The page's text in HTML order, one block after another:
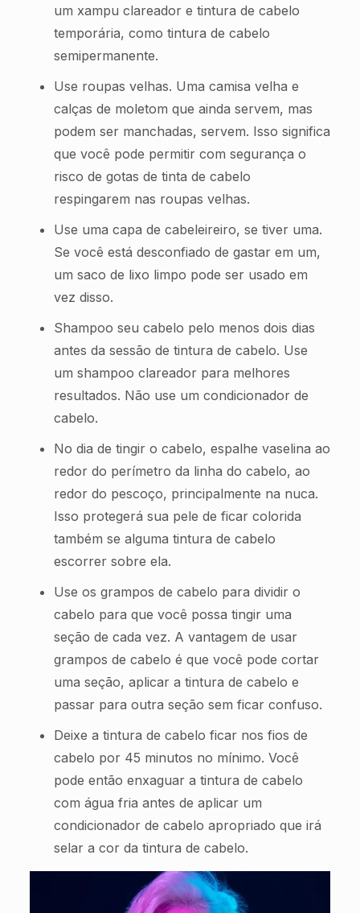
um xampu clareador e tintura de cabelo
temporária, como tintura de cabelo
semipermanente.
Use roupas velhas. Uma camisa velha e
calças de moletom que ainda servem, mas
podem ser manchadas, servem. Isso significa
que você pode permitir com segurança o
risco de gotas de tinta de cabelo
respingarem nas roupas velhas.
Use uma capa de cabeleireiro, se tiver uma.
Se você está desconfiado de gastar em um,
um saco de lixo limpo pode ser usado em
vez disso.
Shampoo seu cabelo pelo menos dois dias
antes da sessão de tintura de cabelo. Use
um shampoo clareador para melhores
resultados. Não use um condicionador de
cabelo.
No dia de tingir o cabelo, espalhe vaselina ao
redor do perímetro da linha do cabelo, ao
redor do pescoço, principalmente na nuca.
Isso protegerá sua pele de ficar colorida
também se alguma tintura de cabelo
escorrer sobre ela.
Use os grampos de cabelo para dividir o
cabelo para que você possa tingir uma
seção de cada vez. A vantagem de usar
grampos de cabelo é que você pode cortar
uma seção, aplicar a tintura de cabelo e
passar para outra seção sem ficar confuso.
Deixe a tintura de cabelo ficar nos fios de
cabelo por 45 minutos no mínimo. Você
pode então enxaguar a tintura de cabelo
com água fria antes de aplicar um
condicionador de cabelo apropriado que irá
selar a cor da tintura de cabelo.